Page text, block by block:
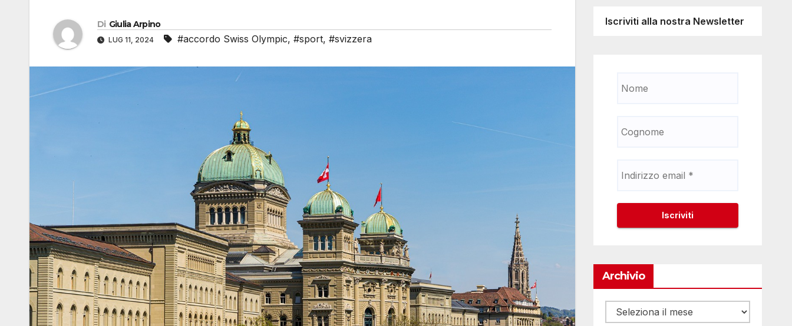
Di Giulia Arpino
LUG 11, 2024 #accordo Swiss Olympic, #sport, #svizzera
Iscriviti alla nostra Newsletter
Archivio
Archivio